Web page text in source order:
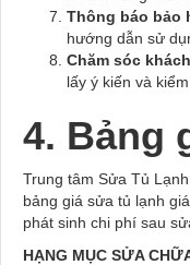
Thông báo bảo
hướng dẫn sử
Chăm sóc
lấy ý kiến và
4. Bảng
Trung tâm Sửa Tủ
bảng giá sửa tủ lạnh
phát sinh chi phí sau
HẠNG MỤC SỬA